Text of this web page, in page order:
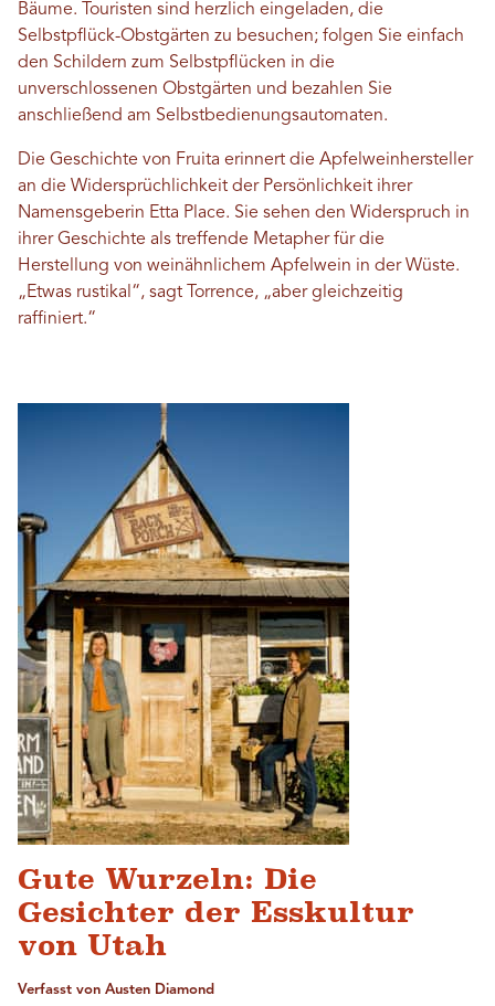
Bäume. Touristen sind herzlich eingeladen, die
Selbstpflück-Obstgärten zu besuchen; folgen Sie einfach
den Schildern zum Selbstpflücken in die
unverschlossenen Obstgärten und bezahlen Sie
anschließend am Selbstbedienungsautomaten.
Die Geschichte von Fruita erinnert die Apfelweinhersteller
an die Widersprüchlichkeit der Persönlichkeit ihrer
Namensgeberin Etta Place. Sie sehen den Widerspruch in
ihrer Geschichte als treffende Metapher für die
Herstellung von weinähnlichem Apfelwein in der Wüste.
„Etwas rustikal“, sagt Torrence, „aber gleichzeitig
raffiniert.“
Gute Wurzeln: Die
Gesichter der Esskultur
von Utah
Verfasst von Austen Diamond